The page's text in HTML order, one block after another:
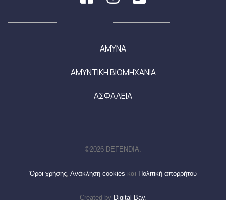
ΑΜΥΝΑ
ΑΜΥΝΤΙΚΗ ΒΙΟΜΗΧΑΝΙΑ
ΑΣΦΑΛΕΙΑ
©2026 DEFENDIA.
Όροι χρήσης, Ανάκληση cookies και Πολιτική απορρήτου
Created by Digital Bay.